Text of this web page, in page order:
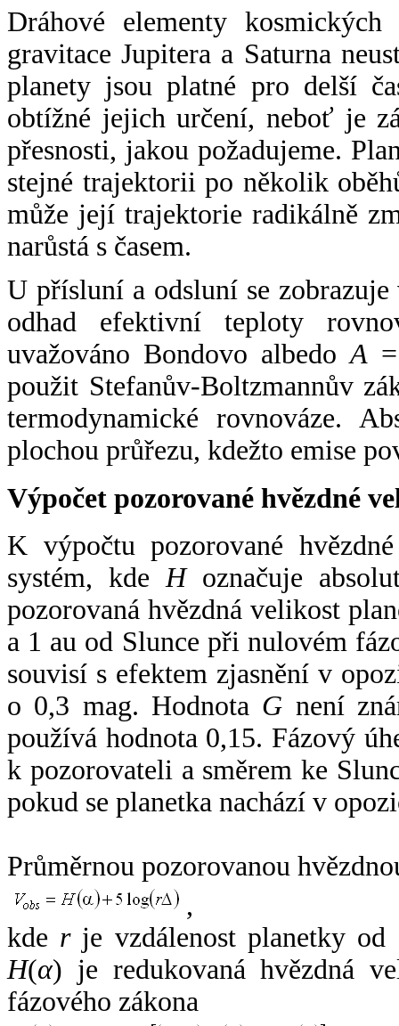
Dráhové elementy
gravitace Jupitera a Saturna
planety jsou platné pro delší
obtížné jejich určení, neboť je
přesnosti, jakou požadujeme.
stejné trajektorii po několik
může její trajektorie radikálně
narůstá s časem.
U přísluní a odsluní se
odhad efektivní teploty
uvažováno Bondovo albedoA
použit Stefanův-Boltzmannův
termodynamické rovnováze.
plochou průřezu, kdežto emise
Výpočet pozorované hvězdné
K výpočtu pozorované
systém, kde Hoznačuje
pozorovaná hvězdná velikost
a 1 au od Slunce při nulovém
souvisí s efektem zjasnění v
o 0,3 mag. Hodnota G není
používá hodnota 0,15. Fázový
k pozorovateli a směrem ke
pokud se planetka nachází v
Průměrnou pozorovanou
,
kde rje vzdálenost planetky od
H(α) je redukovaná hvězdná
fázového zákona